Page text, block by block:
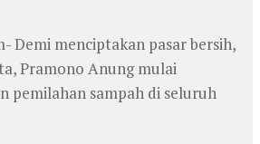
Demi menciptakan pasar bersih,
Pramono Anung mulai
pemilahan sampah di seluruh